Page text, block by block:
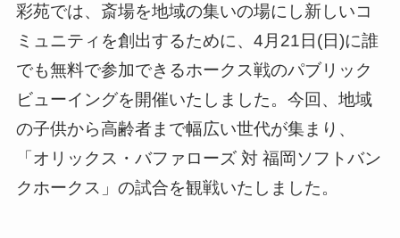
彩苑では、斎場を地域の集いの場にし新しいコ
ミュニティを創出するために、4月21日(日)に誰
でも無料で参加できるホークス戦のパブリック
ビューイングを開催いたしました。今回、地域
の子供から高齢者まで幅広い世代が集まり、
「オリックス・バファローズ 対 福岡ソフトバン
クホークス」の試合を観戦いたしました。